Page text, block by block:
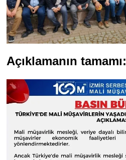
Açıklamanın tamamı: